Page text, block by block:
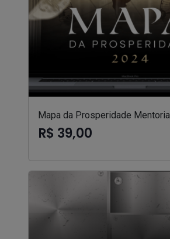
Mapa da Prosperidade Mentoria
R$ 39,00